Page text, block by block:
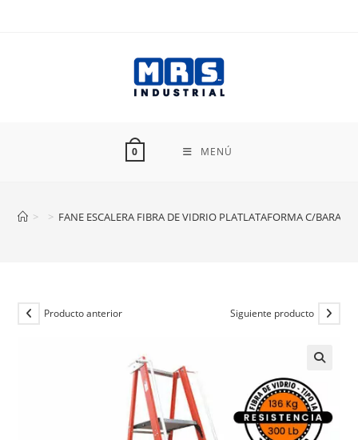
0 MENÚ
> > FANE ESCALERA FIBRA DE VIDRIO PLATLATAFORMA C/
Producto anterior Siguiente producto